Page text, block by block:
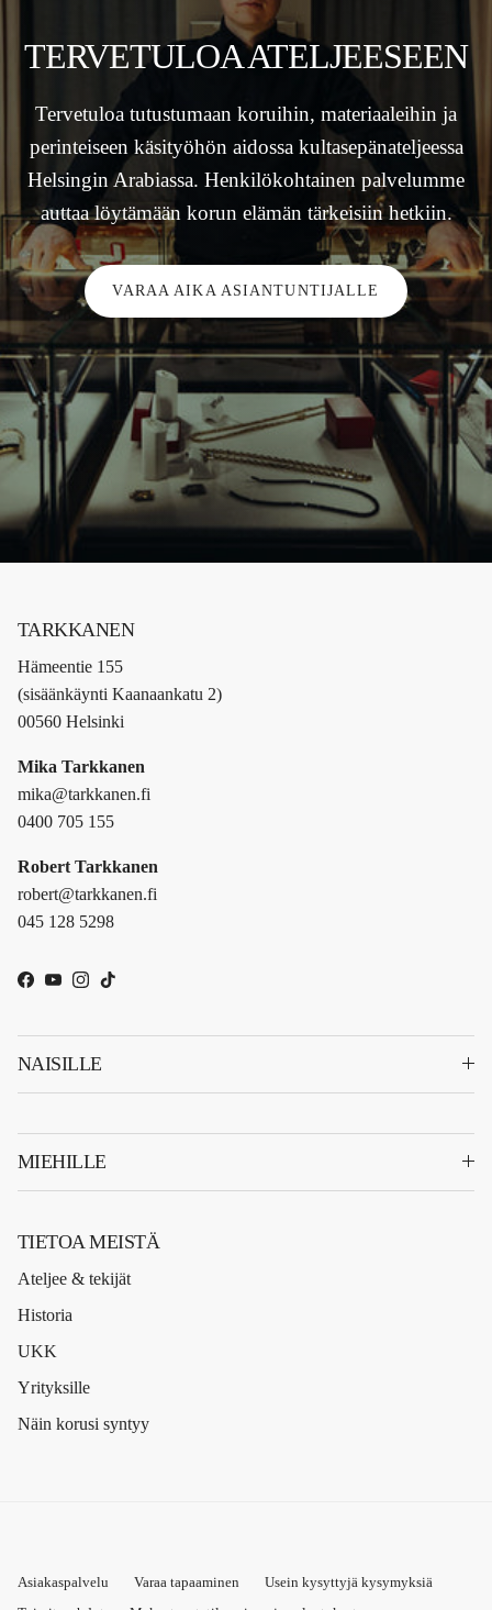
TERVETULOA ATELJEESEEN
Tervetuloa tutustumaan koruihin, materiaaleihin ja
perinteiseen käsityöhön aidossa kultasepänateljeessa
Helsingin Arabiassa. Henkilökohtainen palvelumme
auttaa löytämään korun elämän tärkeisiin hetkiin.
VARAA AIKA ASIANTUNTIJALLE
TARKKANEN
Hämeentie 155
(sisäänkäynti Kaanaankatu 2)
00560 Helsinki
Mika Tarkkanen
mika@tarkkanen.fi
0400 705 155
Robert Tarkkanen
robert@tarkkanen.fi
045 128 5298
Facebook
YouTube
Instagram
TikTok
NAISILLE
MIEHILLE
TIETOA MEISTÄ
Ateljee & tekijät
Historia
UKK
Yrityksille
Näin korusi syntyy
Asiakaspalvelu Varaa tapaaminen
Usein kysyttyjä kysymyksiä